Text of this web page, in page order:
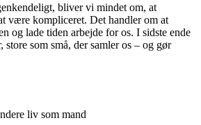
bliver vi mindet om, at
være kompliceret. Det handler om at
og lade tiden arbejde for os. I sidste ende
store som små, der samler os – og gør
liv som mand